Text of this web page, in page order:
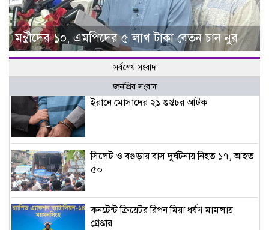
মন্ত্রীদের ১০, এমপিদের ৫ লাখ টাকা বেতন চান নুর
সর্বশেষ সংবাদ
জনপ্রিয় সংবাদ
ইরানে মোসাদের ২১ গুপ্তচর আটক
সিলেট ও বগুড়ায় বাস দুর্ঘটনায় নিহত ১৭, আহত
৫০
কনটেন্ট ক্রিয়েটর রিপন মিয়া ধর্ষণ মামলায়
গ্রেপ্তার